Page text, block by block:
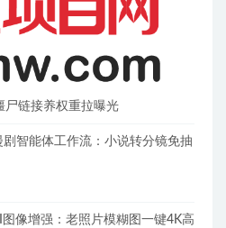
尸链接养权重拉曝光
剧智能体工作流：小说转分镜免抽
像增强：老照片模糊图一键4K高